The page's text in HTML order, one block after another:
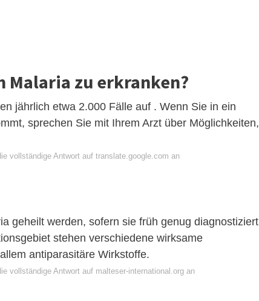
Malaria zu erkranken?
jährlich etwa 2.000 Fälle auf . Wenn Sie in ein
sprechen Sie mit Ihrem Arzt über Möglichkeiten,
vollständige Antwort auf translate.google.com an
geheilt werden, sofern sie früh genug diagnostiziert
stehen verschiedene wirksame
antiparasitäre Wirkstoffe.
vollständige Antwort auf malteser-international.org an